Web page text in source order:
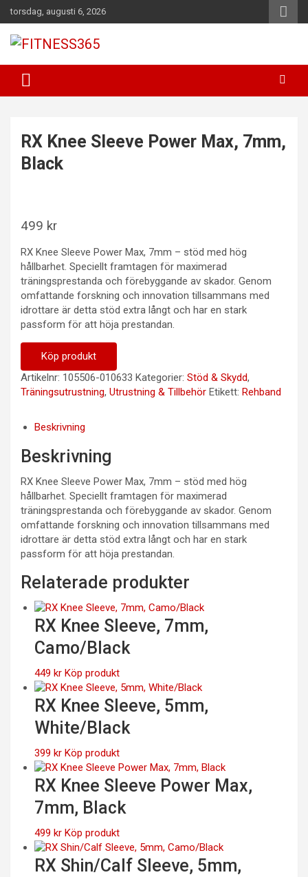
Hoppa
till
innehåll
torsdag, augusti 6, 2026
FITNESS365
RX Knee Sleeve Power Max, 7mm,
Black
499 kr
RX Knee Sleeve Power Max, 7mm – stöd med hög
hållbarhet. Speciellt framtagen för maximerad
träningsprestanda och förebyggande av skador. Genom
omfattande forskning och innovation tillsammans med
idrottare är detta stöd extra långt och har en stark
passform för att höja prestandan.
Köp produkt
Artikelnr: 105506-010633 Kategorier: Stöd & Skydd,
Träningsutrustning, Utrustning & Tillbehör Etikett: Rehband
Beskrivning
Beskrivning
RX Knee Sleeve Power Max, 7mm – stöd med hög
hållbarhet. Speciellt framtagen för maximerad
träningsprestanda och förebyggande av skador. Genom
omfattande forskning och innovation tillsammans med
idrottare är detta stöd extra långt och har en stark
passform för att höja prestandan.
Relaterade produkter
RX Knee Sleeve, 7mm,
Camo/Black
449 kr Köp produkt
RX Knee Sleeve, 5mm,
White/Black
399 kr Köp produkt
RX Knee Sleeve Power Max,
7mm, Black
499 kr Köp produkt
RX Shin/Calf Sleeve, 5mm,